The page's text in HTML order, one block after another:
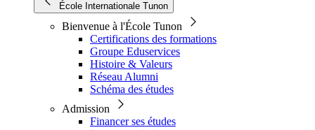
École Internationale Tunon
Bienvenue à l'École Tunon
Certifications des formations
Groupe Eduservices
Histoire & Valeurs
Réseau Alumni
Schéma des études
Admission
Financer ses études